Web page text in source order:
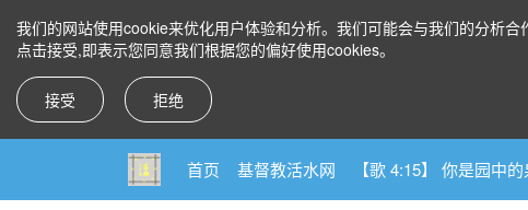
我们的网站使用cookie来优化用户体验和分析。我们可能会与我们的分析合
点击接受,即表示您同意我们根据您的偏好使用cookies。
接受 拒绝
首页 基督教活水网 【歌 4:15】 你是园中